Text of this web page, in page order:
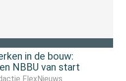
in de bouw:
NBBU van start
FlexNieuws